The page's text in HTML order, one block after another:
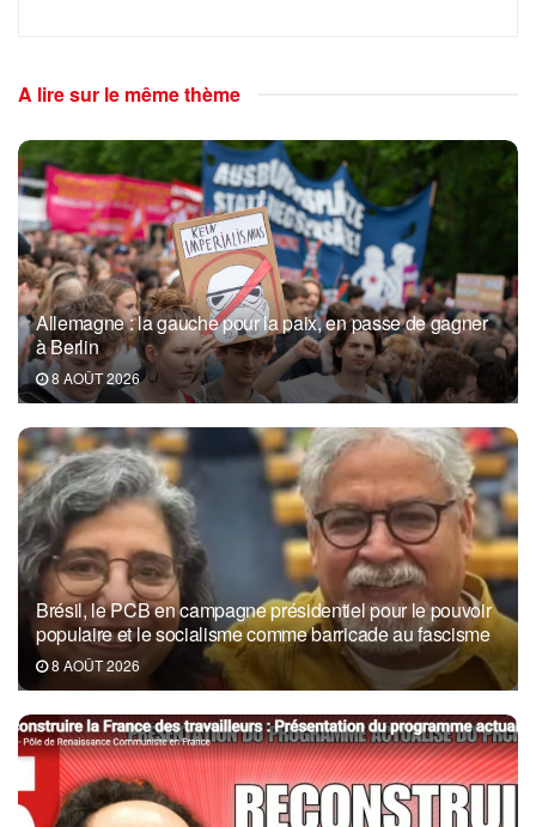
A lire sur le même thème
Allemagne : la gauche pour la paix, en passe de gagner
à Berlin
8 AOÛT 2026
Brésil, le PCB en campagne présidentiel pour le pouvoir
populaire et le socialisme comme barricade au fascisme
8 AOÛT 2026